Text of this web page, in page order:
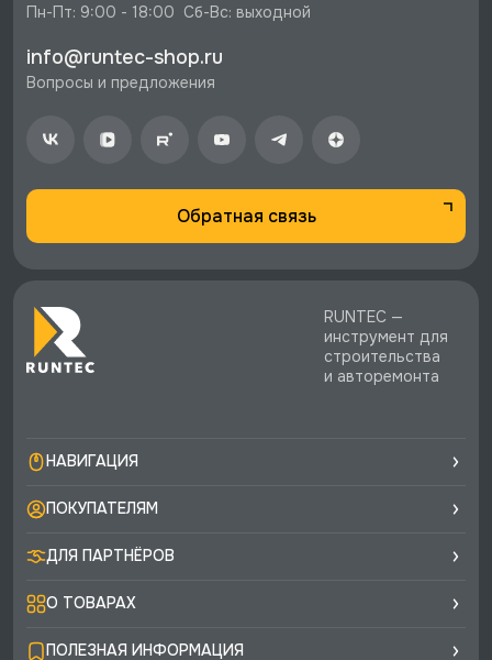
⚡️ Бесплатная доставка в Москве, Санкт-
стоимости заказа.
Пн-Пт: 9:00 - 18:00  Сб-Вс: выходной
info@runtec-shop.ru
Вопросы и предложения
Обратная связь
RUNTEC —
инструмент для
строительства
и авторемонта
НАВИГАЦИЯ
ПОКУПАТЕЛЯМ
ДЛЯ ПАРТНЁРОВ
О ТОВАРАХ
ПОЛЕЗНАЯ ИНФОРМАЦИЯ